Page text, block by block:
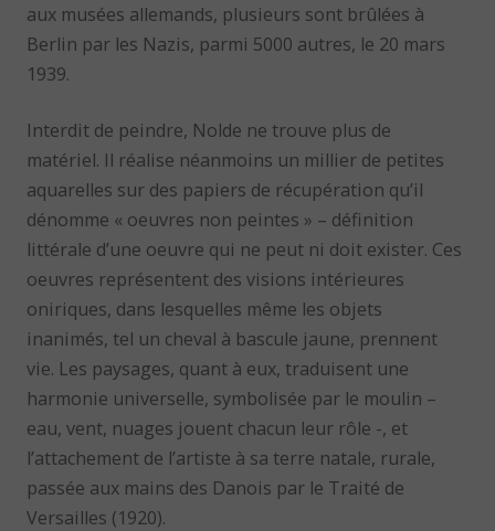
aux musées allemands, plusieurs sont brûlées à
Berlin par les Nazis, parmi 5000 autres, le 20 mars
1939.
Interdit de peindre, Nolde ne trouve plus de
matériel. Il réalise néanmoins un millier de petites
aquarelles sur des papiers de récupération qu’il
dénomme « oeuvres non peintes » – définition
littérale d’une oeuvre qui ne peut ni doit exister. Ces
oeuvres représentent des visions intérieures
oniriques, dans lesquelles même les objets
inanimés, tel un cheval à bascule jaune, prennent
vie. Les paysages, quant à eux, traduisent une
harmonie universelle, symbolisée par le moulin –
eau, vent, nuages jouent chacun leur rôle -, et
l’attachement de l’artiste à sa terre natale, rurale,
passée aux mains des Danois par le Traité de
Versailles (1920).